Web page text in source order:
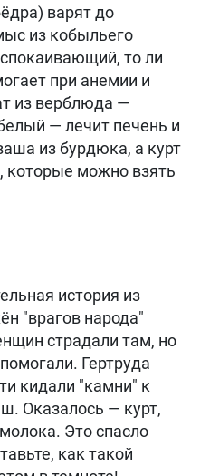
варят до
из кобыльего
то ли
при анемии и
из верблюда —
— лечит печень и
из бурдюка, а курт
можно взять
история из
"врагов народа"
страдали там, но
Гертруда
кидали "камни" к
Оказалось — курт,
Это спасло
как такой